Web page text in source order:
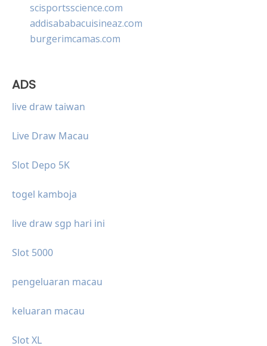
scisportsscience.com
addisababacuisineaz.com
burgerimcamas.com
ADS
live draw taiwan
Live Draw Macau
Slot Depo 5K
togel kamboja
live draw sgp hari ini
Slot 5000
pengeluaran macau
keluaran macau
Slot XL